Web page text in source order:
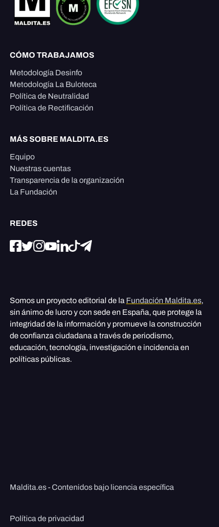
CÓMO TRABAJAMOS
Metodología Desinfo
Metodología La Buloteca
Política de Neutralidad
Política de Rectificación
MÁS SOBRE MALDITA.ES
Equipo
Nuestras cuentas
Transparencia de la organización
La Fundación
REDES
Somos un proyecto editorial de la Fundación Maldita.es,
sin ánimo de lucro y con sede en España, que protege la
integridad de la información y promueve la construcción
de confianza ciudadana a través de periodismo,
educación, tecnología, investigación e incidencia en
políticas públicas.
Maldita.es - Contenidos bajo licencia específica
Política de privacidad